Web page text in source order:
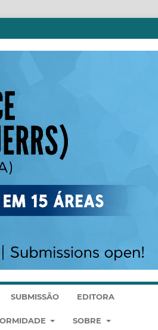
SUBMISSÃO EDITORA
SOBRE